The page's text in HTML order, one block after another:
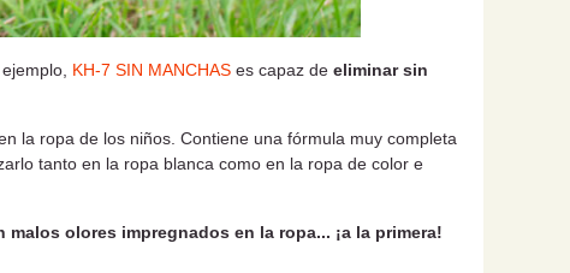
KH-7 SIN MANCHAS es capaz de eliminar sin
la ropa de los niños. Contiene una fórmula muy completa
tanto en la ropa blanca como en la ropa de color e
olores impregnados en la ropa... ¡a la primera!